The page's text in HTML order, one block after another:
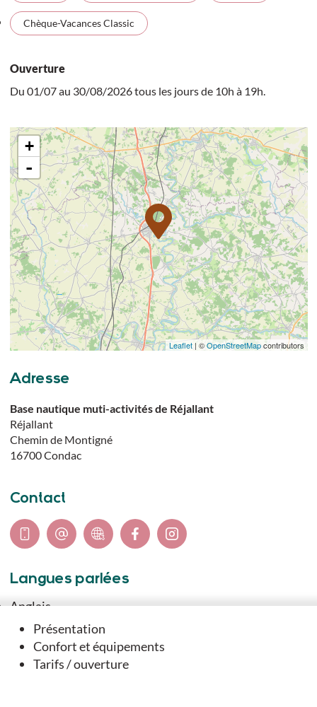
Chèque-Vacances Classic
Ouverture
Du 01/07 au 30/08/2026 tous les jours de 10h à 19h.
Présentation
Confort et équipements
Tarifs / ouverture
+
-
Leaflet| ©OpenStreetMapcontributors
Adresse
Base nautique muti-activités de Réjallant
Réjallant
Chemin de Montigné
16700Condac
Contact
Langues parlées
Anglais
Français